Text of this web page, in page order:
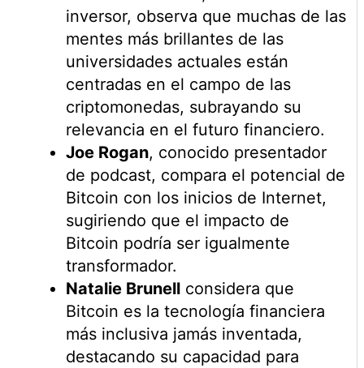
inversor, observa que muchas de las
mentes más brillantes de las
universidades actuales están
centradas en el campo de las
criptomonedas, subrayando su
relevancia en el futuro financiero.
Joe Rogan, conocido presentador
de podcast, compara el potencial de
Bitcoin con los inicios de Internet,
sugiriendo que el impacto de
Bitcoin podría ser igualmente
transformador.
Natalie Brunellconsidera que
Bitcoin es la tecnología financiera
más inclusiva jamás inventada,
destacando su capacidad para